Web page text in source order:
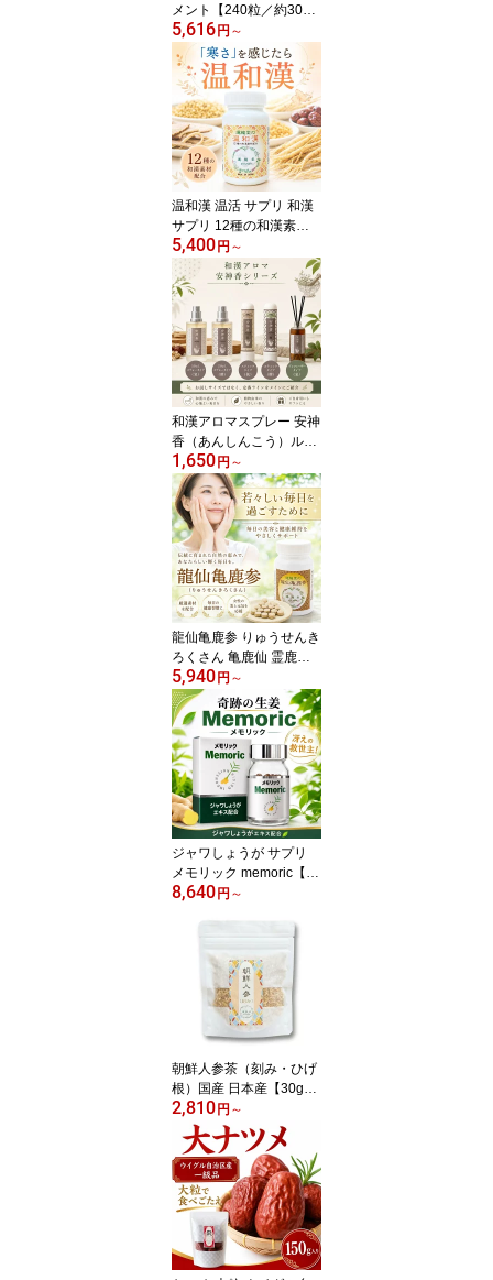
メント【240粒／約30日
分】でんしちにんじん 田
七 三七人参 サポニン ル
チン配合 玉ねぎ外皮エキ
ス 和漢 健康素材 国産 日
本製 送料無料【仙台の漢
方専門薬局 運龍堂】
5,616円 ～
温和漢 温活 サプリ 和漢
サプリ 12種の和漢素材
高麗人参 乾姜 ヒハツ 配
合 冷え 冷え対策 寒さ対
策 巡り 栄養補給 120粒
約30日分 1日4粒 日本製
【送料無料】【仙台の漢
方専門薬局 運龍堂】
5,400円 ～
和漢アロマスプレー 安神
香（あんしんこう）ルー
ムスプレー 氣 醒 2つの香
り リラックス リフレッ
シュ 瞑想 ヨガ 寝室 玄関
和漢アロマ 運龍堂【送料
無料】
1,650円 ～
龍仙亀鹿参 りゅうせんき
ろくさん 亀鹿仙 霊鹿参
【1本あたり 180錠／30
日分】 和漢サプリメント
鹿の角 亀の甲羅 妊活 漢
方 のぼせ ほてり 産後 健
康維持 ギフト【2本同時
購入＋レビューでスクア
レンをプレゼント】【送
料無料】【仙台の漢方専
門薬局 運龍堂】【まとめ
買い】
5,940円 ～
ジャワしょうが サプリ
メモリック memoric【12
0粒】バングレン配合 ジ
ー 健康食品 健康維持 冴
え 敬老の日 母の日 父の
日 ギフト プレゼント
【仙台の漢方専門薬局 運
龍堂】
8,640円 ～
朝鮮人参茶（刻み・ひげ
根）国産 日本産【30g】
高麗人参 朝鮮人参 乾燥
薬膳茶 健康茶 サポニン
御種人参 オタネニンジン
和漢素材 漢方 ノンカフ
ェイン ギフト【仙台の漢
方専門薬局 運龍堂】
2,810円 ～